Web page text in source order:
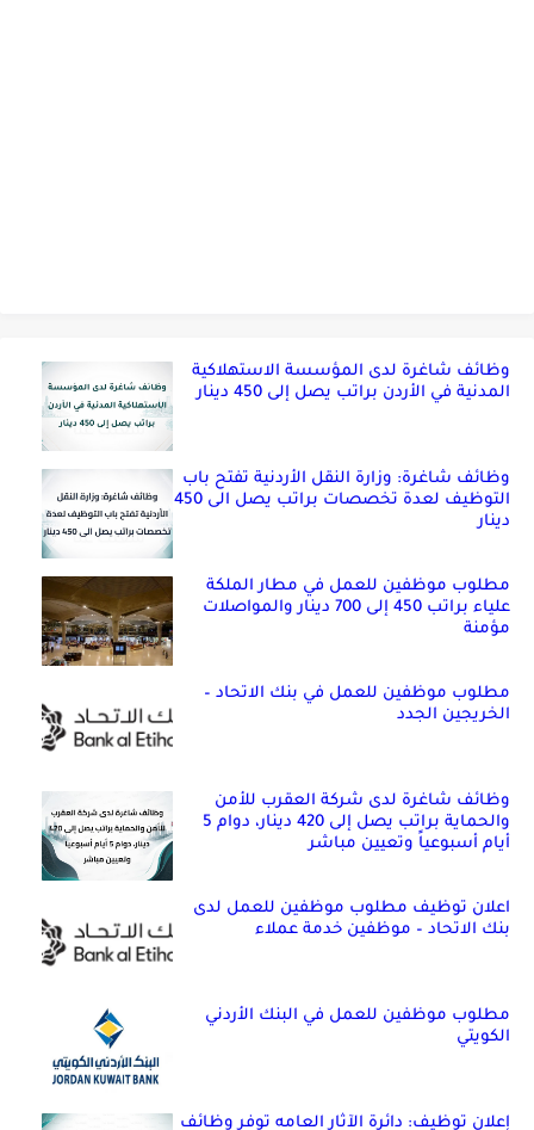
وظائف شاغرة لدى المؤسسة الاستهلاكية
المدنية في الأردن براتب يصل إلى 450 دينار
وظائف شاغرة: وزارة النقل الأردنية تفتح باب
التوظيف لعدة تخصصات براتب يصل الى 450
دينار
مطلوب موظفين للعمل في مطار الملكة
علياء براتب 450 إلى 700 دينار والمواصلات
مؤمنة
مطلوب موظفين للعمل في بنك الاتحاد –
الخريجين الجدد
وظائف شاغرة لدى شركة العقرب للأمن
والحماية براتب يصل إلى 420 دينار، دوام 5
أيام أسبوعياً وتعيين مباشر
اعلان توظيف مطلوب موظفين للعمل لدى
بنك الاتحاد – موظفين خدمة عملاء
مطلوب موظفين للعمل في البنك الأردني
الكويتي
إعلان توظيف: دائرة الآثار العامه توفر وظائف